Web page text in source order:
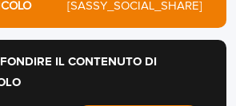
[SASSY_SOCIAL_SHARE]
IL CONTENUTO DI